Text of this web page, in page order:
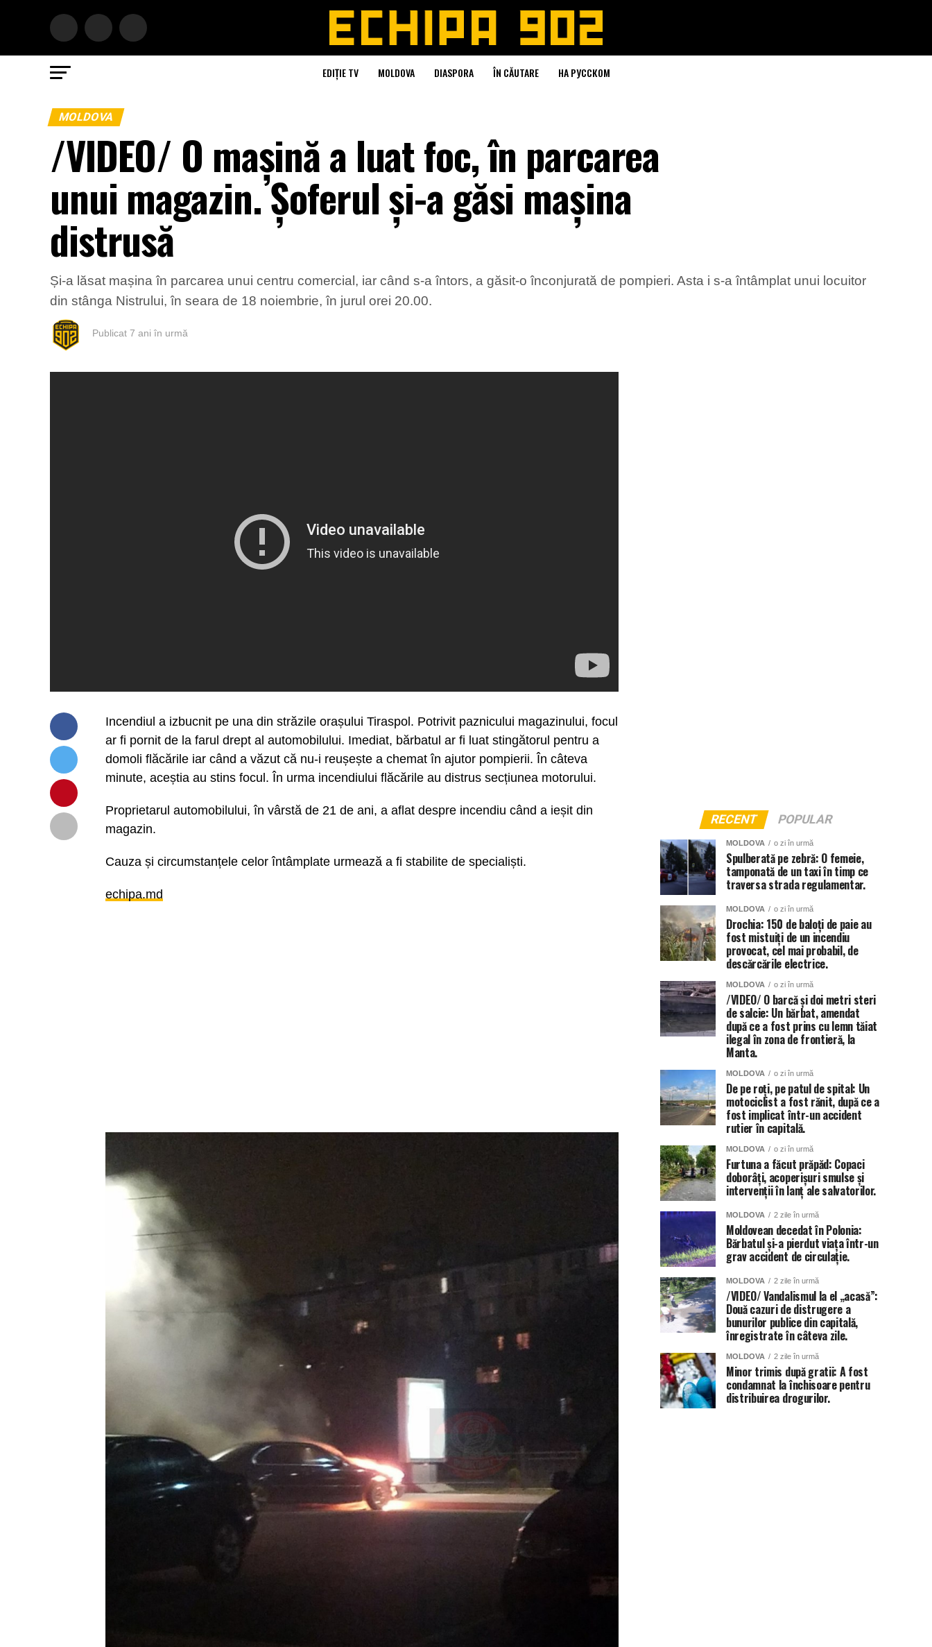
EDIȚIE TV MOLDOVA DIASPORA ÎN CĂUTARE НА РУССКОМ
MOLDOVA
/VIDEO/ O mașină a luat foc, în parcarea
unui magazin. Șoferul și-a găsi mașina
distrusă
Și-a lăsat mașina în parcarea unui centru comercial, iar când s-a întors, a găsit-o înconjurată de pompieri. Asta i s-a întâmplat unui locuitor
din stânga Nistrului, în seara de 18 noiembrie, în jurul orei 20.00.
Publicat 7 ani în urmă
Incendiul a izbucnit pe una din străzile orașului Tiraspol. Potrivit paznicului magazinului, focul
ar fi pornit de la farul drept al automobilului. Imediat, bărbatul ar fi luat stingătorul pentru a
domoli flăcările iar când a văzut că nu-i reușește a chemat în ajutor pompierii. În câteva
minute, aceștia au stins focul. În urma incendiului flăcările au distrus secțiunea motorului.
Proprietarul automobilului, în vârstă de 21 de ani, a aflat despre incendiu când a ieșit din
magazin.
Cauza și circumstanțele celor întâmplate urmează a fi stabilite de specialiști.
echipa.md
RECENT POPULAR
MOLDOVA o zi în urmă
Spulberată pe zebră: O femeie,
tamponată de un taxi în timp ce
traversa strada regulamentar.
MOLDOVA o zi în urmă
Drochia: 150 de baloți de paie au
fost mistuiți de un incendiu
provocat, cel mai probabil, de
descărcările electrice.
MOLDOVA o zi în urmă
/VIDEO/ O barcă și doi metri steri
de salcie: Un bărbat, amendat
după ce a fost prins cu lemn tăiat
ilegal în zona de frontieră, la
Manta.
MOLDOVA o zi în urmă
De pe roți, pe patul de spital: Un
motociclist a fost rănit, după ce a
fost implicat într-un accident
rutier în capitală.
MOLDOVA o zi în urmă
Furtuna a făcut prăpăd: Copaci
doborâți, acoperișuri smulse și
intervenții în lanț ale salvatorilor.
MOLDOVA 2 zile în urmă
Moldovean decedat în Polonia:
Bărbatul și-a pierdut viața într-un
grav accident de circulație.
MOLDOVA 2 zile în urmă
/VIDEO/ Vandalismul la el „acasă”:
Două cazuri de distrugere a
bunurilor publice din capitală,
înregistrate în câteva zile.
MOLDOVA 2 zile în urmă
Minor trimis după gratii: A fost
condamnat la închisoare pentru
distribuirea drogurilor.